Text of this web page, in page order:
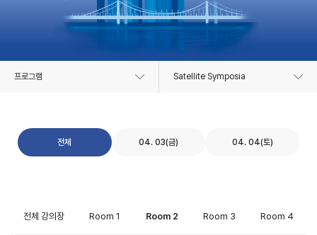
프로그램 Satellite Symposia
전체 04. 03(금) 04. 04(토)
전체 강의장 Room 1 Room 2 Room 3 Room 4